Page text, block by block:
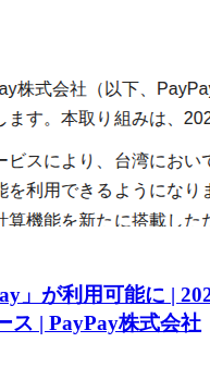
」が利用可能に |
ス | PayPay株式会社